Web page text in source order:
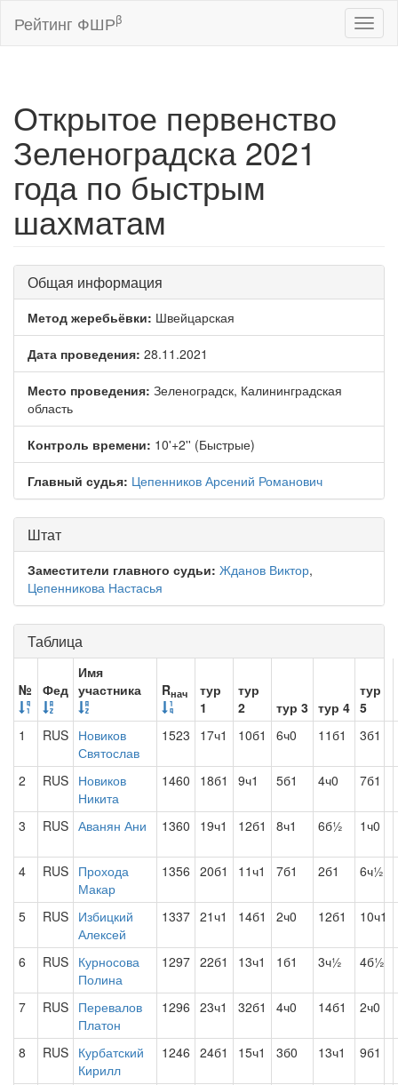
Рейтинг ФШРβ
Открытое первенство
Зеленоградска 2021
года по быстрым
шахматам
Общая информация
Метод жеребьёвки: Швейцарская
Дата проведения: 28.11.2021
Место проведения: Зеленоградск, Калининградская
область
Контроль времени: 10'+2'' (Быстрые)
Главный судья: Цепенников Арсений Романович
Штат
Заместители главного судьи: Жданов Виктор,
Цепенникова Настасья
Таблица
№ Фед
Имя
участника
Rнач
тур
1
тур
2
тур 3 тур 4
тур
5
1
RUS Новиков
Святослав
1523 17ч1 10б1 6ч0 11б1 3б1
2 RUS Новиков
Никита
1460 18б1 9ч1 5б1 4ч0 7б1
3 RUS Аванян Ани 1360 19ч1 12б1 8ч1 6б½ 1ч0
4 RUS Прохода
Макар
1356 20б1 11ч1 7б1 2б1 6ч½
5 RUS Избицкий
Алексей
1337 21ч1 14б1 2ч0 12б1 10ч1
6 RUS Курносова
Полина
1297 22б1 13ч1 1б1 3ч½ 4б½
7 RUS Перевалов
Платон
1296 23ч1 32б1 4ч0 14б1 2ч0
8 RUS Курбатский
Кирилл
1246 24б1 15ч1 3б0 13ч1 9б1